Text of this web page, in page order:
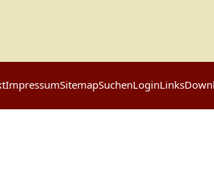
ImpressumSitemapSuchenLoginLinks